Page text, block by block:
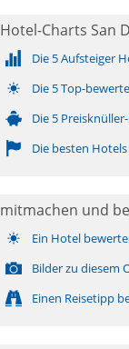
Hotel-Charts San
Die 5 Aufsteiger
Die 5 Top-
Die 5
Die besten Hotels
mitmachen und
Ein Hotel
Bilder zu diesem
Einen Reisetipp